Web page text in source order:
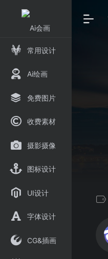
常用设计
Ai绘画
免费图片
收费素材
摄影摄像
图标设计
UI设计
字体设计
CG&插画